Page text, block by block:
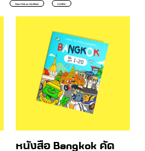
New Kids on the Block หนังสือ
หนังสือ Bangkok คัด